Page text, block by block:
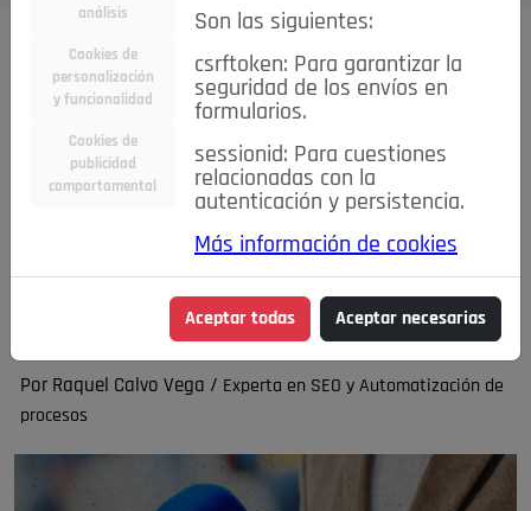
CLAVES PARA IMPULSAR TU NEGOCIO EN REDES SOCIALES
Por Raquel Calvo Vega / Experta en SEO y Automatización de
procesos
análisis
Cookies de
personalización
y funcionalidad
Cookies de
publicidad
comportamental
Son las siguientes:
csrftoken: Para garantizar la
seguridad de los envíos en
formularios.
sessionid: Para cuestiones
relacionadas con la
autenticación y persistencia.
Más información de cookies
Aceptar todas Aceptar necesarias